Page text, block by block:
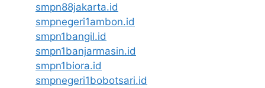
smpn88jakarta.id
smpnegeri1ambon.id
smpn1bangil.id
smpn1banjarmasin.id
smpn1biora.id
smpnegeri1bobotsari.id